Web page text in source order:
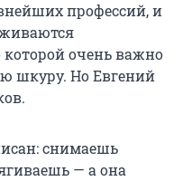
профессий, и
которой очень важно
шкуру. Но Евгений
снимаешь
— а она